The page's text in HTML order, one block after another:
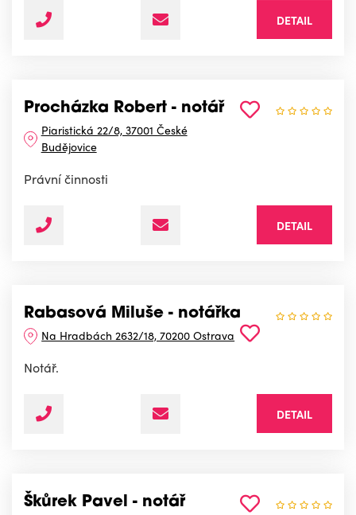
DETAIL
Procházka Robert - notář
Piaristická 22/8, 37001 České
Budějovice
Právní činnosti
DETAIL
Rabasová Miluše - notářka
Na Hradbách 2632/18, 70200 Ostrava
Notář.
DETAIL
Škůrek Pavel - notář